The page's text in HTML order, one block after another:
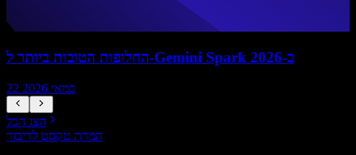
החלופות הטובות ביותר ל-Gemini Spark ב-2026
22 במאי 2026
הצג הכל
המרת טקסט לדיבור